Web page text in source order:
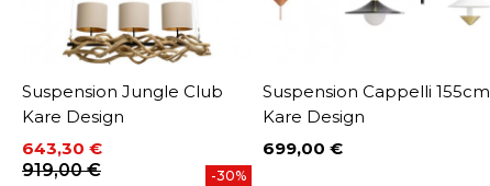
Suspension Jungle Club
Kare Design
Prix
643,30 €
Prix de base
919,00 € -30%
Suspension Cappelli 155cm
Kare Design
Prix
699,00 €